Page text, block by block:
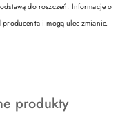
do roszczeń. Informacje o
i mogą ulec zmianie.
produkty